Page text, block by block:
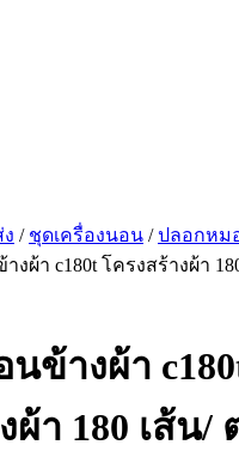
/ ชุดเครื่องนอน /ปลอกหม
ผ้า c180t โครงสร้างผ้า
ข้างผ้า
ผ้า 180 เส้น/